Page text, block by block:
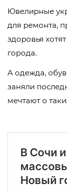
Ювелирные
для ремонта,
здоровья
города.
А одежда,
заняли
мечтают о